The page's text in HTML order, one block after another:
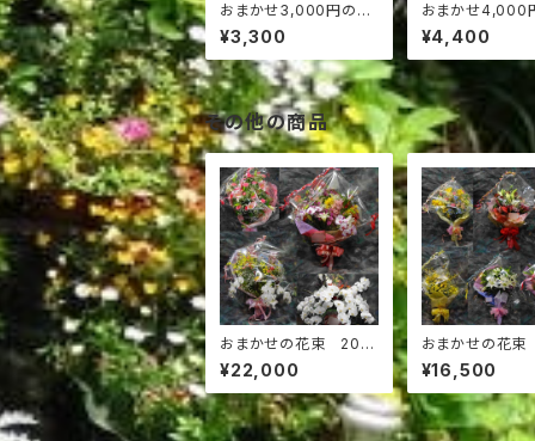
おまかせ3,000円のア
レンジ花
¥3,300
おまかせ4,000
レンジ花
¥4,400
その他の商品
おまかせの花束 20,0
00円
¥22,000
おまかせの花
00円
¥16,500